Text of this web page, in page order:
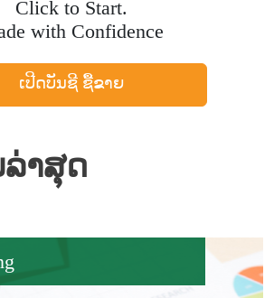
Click to Start.
with Confidence
ເປີດບັນຊີ ຊື້ຂາຍ
າສຸດ